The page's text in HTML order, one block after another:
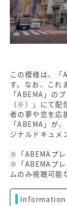
この模様は、「
す。なお、これ
「ABEMA」の
（※）」にて配
者の夢や恋を応
「ABEMA」が
ジナルドキュメ
※「ABEMAプレ
※「ABEMAプレ
ムのみ視聴可能
Information